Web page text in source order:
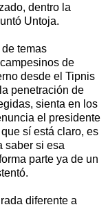
dentro la
Untoja.
temas
de
desde el Tipnis
penetración de
sienta en los
el presidente
sí está claro, es
saber si esa
parte ya de un
diferente a